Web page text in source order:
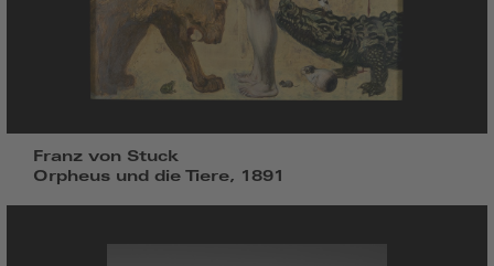
Franz von Stuck
Orpheus und die Tiere, 1891